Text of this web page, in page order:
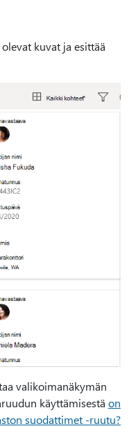
kuvat ja esittää
valikoimanäkymän
käyttämisestä on
suodattimet -ruutu?